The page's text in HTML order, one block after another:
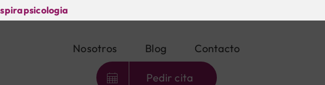
Nosotros Blog Contacto
Pedir cita